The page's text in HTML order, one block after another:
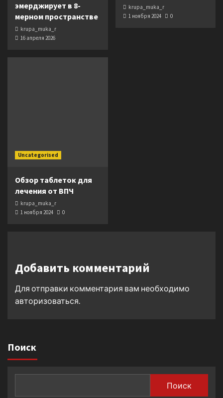
эмерджирует в 8-
мерном пространстве
krupa_muka_r
16 апреля 2026
krupa_muka_r
1 ноября 2024
0
Uncategorised
Обзор таблеток для
лечения от ВПЧ
krupa_muka_r
1 ноября 2024
0
Добавить комментарий
Для отправки комментария вам необходимо
авторизоваться.
Поиск
Поиск